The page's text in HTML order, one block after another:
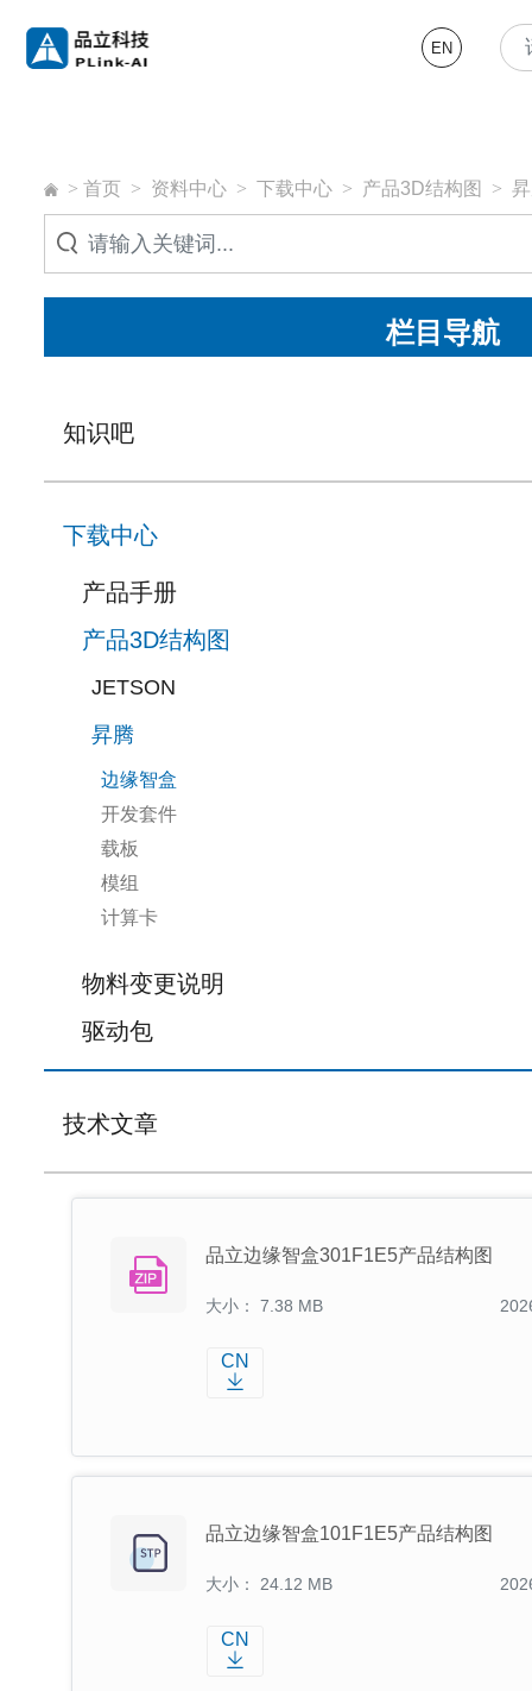
EN
>首页 > 资料中心 >下载中心 > 产品3D结构图 >
栏目导航
知识吧
下载中心
产品手册
JETSON
边缘智盒
开发套件
模组
昇腾
边缘智盒
开发套件
载板
模组
计算卡
显卡
游戏显卡
图形显卡
计算显卡
产品3D结构图
JETSON
边缘智盒
开发系统
载板
开发套件
模组
昇腾
边缘智盒
开发套件
载板
模组
计算卡
物料变更说明
驱动包
技术文章
品立边缘智盒301F1E5产品结构图
大小： 7.38 MB
CN
品立边缘智盒101F1E5产品结构图
大小： 24.12 MB
CN